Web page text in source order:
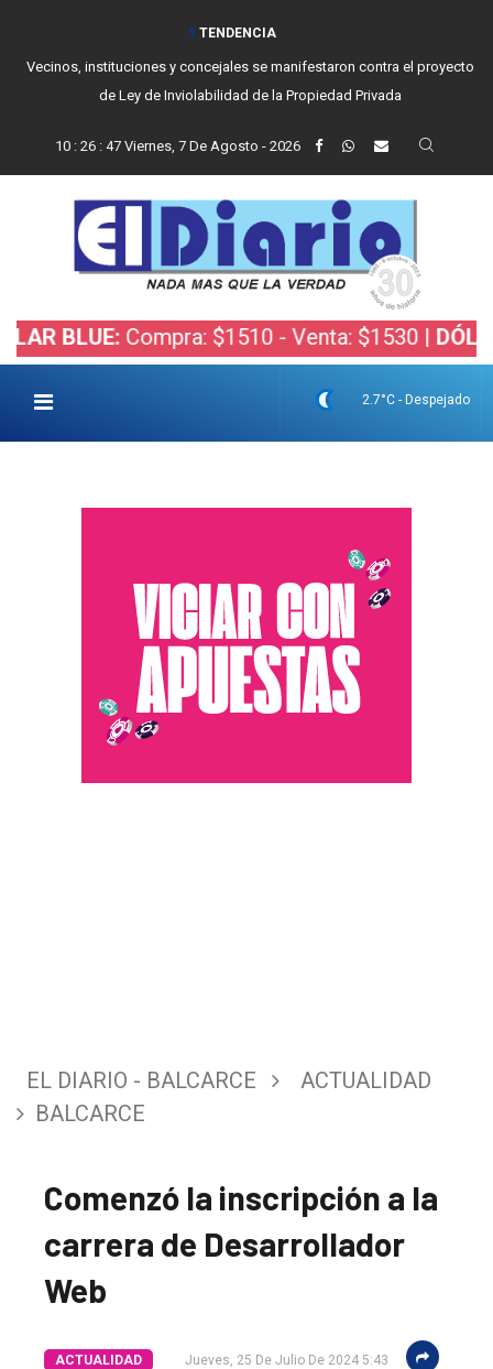
TENDENCIA
Vecinos, instituciones y concejales se manifestaron contra el proyecto
de Ley de Inviolabilidad de la Propiedad Privada
10: 26: 48 Viernes, 7 De Agosto - 2026
Compra: $1510 - Venta: $1530 |DÓLAR
2.7°C - Despejado
EL DIARIO - BALCARCE
ACTUALIDAD
BALCARCE
Comenzó la inscripción a la
carrera de Desarrollador
Web
ACTUALIDAD Jueves, 25 De Julio De 2024 5:43